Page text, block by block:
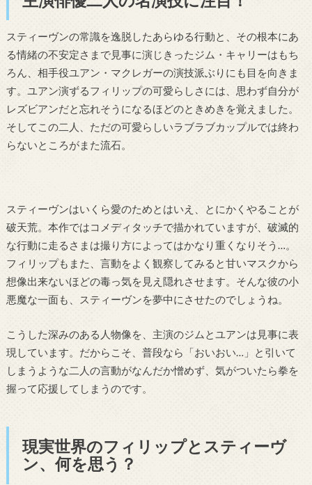
スティーヴンの常識を逸脱したあらゆる行動と、その根本にあ
る情緒の不安定さまで見事に演じきったジム・キャリーはもち
ろん、相手役ユアン・マクレガーの演技派ぶりにも目を向きま
す。ユアン演ずるフィリップの可愛らしさには、思わず自分が
レズビアンだと忘れそうになるほどのときめきを覚えました。
そしてこの二人、ただの可愛らしいラブラブカップルでは終わ
らないところがまた流石。
スティーヴンはいくら愛のためとはいえ、とにかくやることが
破天荒。 本作ではコメディタッチで描かれていますが、 破滅的
な行動に走るさまは撮り方によってはかなり重くなりそう…。
フィリップもまた、言動をよく観察してみると甘いマスクから
想像出来ないほどの毒っ気を見え隠れさせます。そんな彼の小
悪魔な一面も、スティーヴンを夢中にさせたのでしょうね。
こうした深みのある人物像を、主演のジムとユアンは見事に表
現しています。だからこそ、普段なら「おいおい…」と引いて
しまうような二人の言動がなんだか憎めず、気がついたら拳を
握って応援してしまうのです。
現実世界のフィリップとスティーヴ
ン、何を思う？